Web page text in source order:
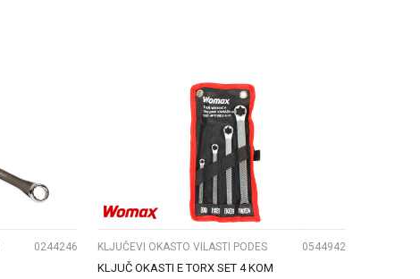
0244246
UPOREDI
KLJUČEVI OKASTO VILASTI PODES 0544942
KLJUČ OKASTI E TORX SET 4 KOM